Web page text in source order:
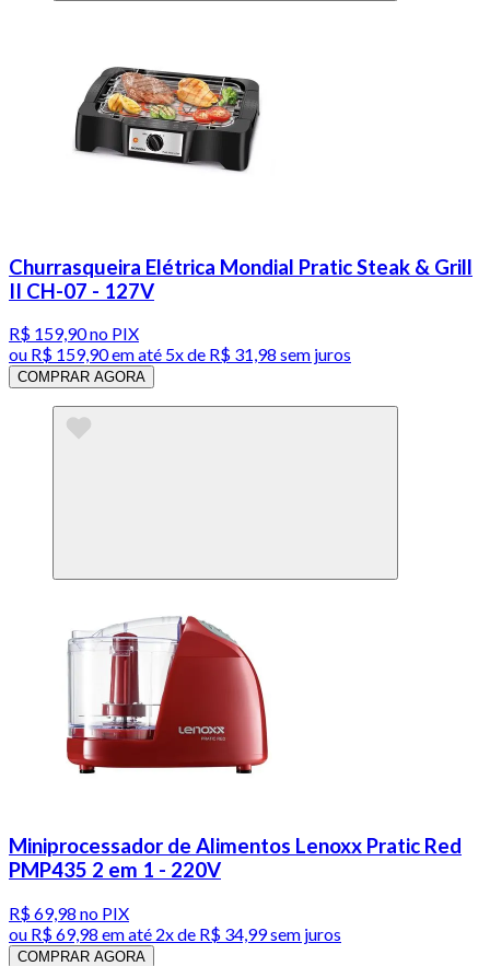
Churrasqueira Elétrica Mondial Pratic Steak & Grill
II CH-07 - 127V
R$ 159,90no PIX
ou R$ 159,90em até 5x de R$ 31,98 sem juros
COMPRAR AGORA
Miniprocessador de Alimentos Lenoxx Pratic Red
PMP435 2 em 1 - 220V
R$ 69,98 no PIX
ou R$ 69,98 em até 2x de R$ 34,99 sem juros
COMPRAR AGORA